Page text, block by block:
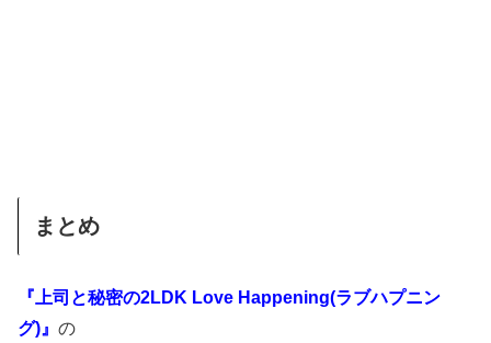
まとめ
『上司と秘密の2LDK Love Happening(ラブハプニン
グ)』 の